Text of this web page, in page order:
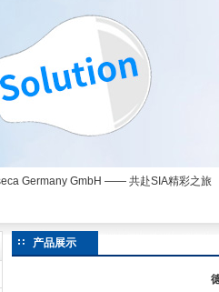
Germany GmbH —— 共赴SIA精彩之旅
产品展示